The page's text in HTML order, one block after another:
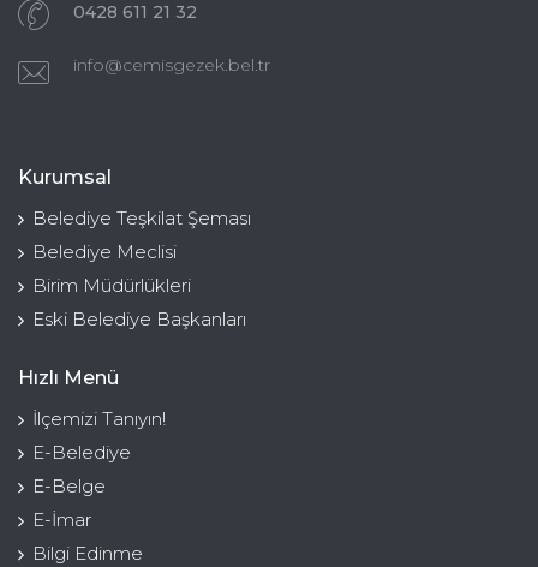
0428 611 21 32
info@cemisgezek.bel.tr
Kurumsal
Belediye Teşkilat Şeması
Belediye Meclisi
Birim Müdürlükleri
Eski Belediye Başkanları
Hızlı Menü
İlçemizi Tanıyın!
E-Belediye
E-Belge
E-İmar
Bilgi Edinme